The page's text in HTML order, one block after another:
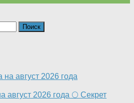
август 2026 года 🌕 Секрет